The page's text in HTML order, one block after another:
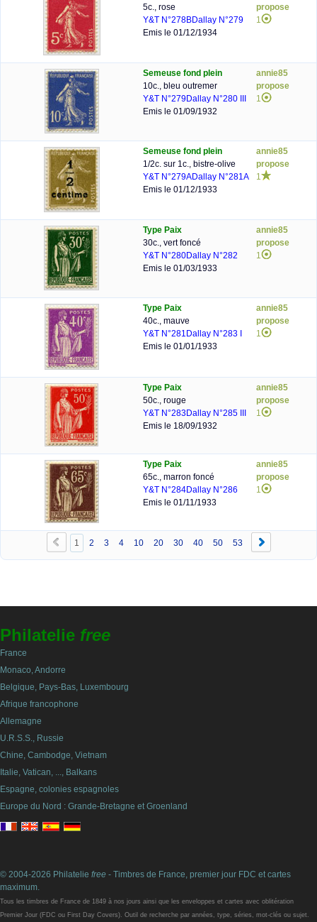
5c., rose
Y&T N°278BDallay N°279
Emis le 01/12/1934
propose
1
Semeuse fond plein
10c., bleu outremer
Y&T N°279Dallay N°280 III
Emis le 01/09/1932
annie85
propose
1
Semeuse fond plein
1/2c. sur 1c., bistre-olive
Y&T N°279ADallay N°281A
Emis le 01/12/1933
annie85
propose
1
Type Paix
30c., vert foncé
Y&T N°280Dallay N°282
Emis le 01/03/1933
annie85
propose
1
Type Paix
40c., mauve
Y&T N°281 Dallay N°283 I
Emis le 01/01/1933
annie85
propose
1
Type Paix
50c., rouge
Y&T N°283Dallay N°285 III
Emis le 18/09/1932
annie85
propose
1
Type Paix
65c., marron foncé
Y&T N°284Dallay N°286
Emis le 01/11/1933
annie85
propose
1
1 2 3 4 10 20 30 40 50 53
Philatelie free
France
Monaco, Andorre
Belgique, Pays-Bas, Luxembourg
Afrique francophone
Allemagne
U.R.S.S., Russie
Chine, Cambodge, Vietnam
Italie, Vatican, ..., Balkans
Espagne, colonies espagnoles
Europe du Nord : Grande-Bretagne et Groenland
© 2004-2026 Philatelie free - Timbres de France, premier jour FDC et cartes
maximum.
Tous les timbres de France de 1849 à nos jours ainsi que les enveloppes et cartes avec oblitération
Premier Jour (FDC ou First Day Covers). Outil de recherche par années, type, séries, mot-clés ou sujet.